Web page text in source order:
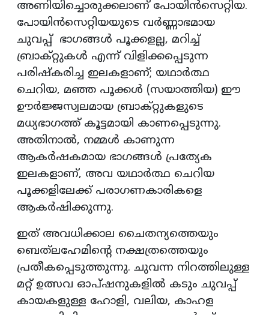
അണിയിച്ചൊരുക്കലാണ് പോയിൻസെറ്റിയ.
പോയിൻസെറ്റിയയുടെ വർണ്ണാഭമായ
ചുവപ്പ് ഭാഗങ്ങൾ പൂക്കളല്ല, മറിച്ച്
ബ്രാക്റ്റുകൾ എന്ന് വിളിക്കപ്പെടുന്ന
പരിഷ്കരിച്ച ഇലകളാണ്; യഥാർത്ഥ
ചെറിയ, മഞ്ഞ പൂക്കൾ (സയാത്തിയ) ഈ
ഊർജ്ജസ്വലമായ ബ്രാക്റ്റുകളുടെ
മധ്യഭാഗത്ത് കൂട്ടമായി കാണപ്പെടുന്നു.
അതിനാൽ, നമ്മൾ കാണുന്ന
ആകർഷകമായ ഭാഗങ്ങൾ പ്രത്യേക
ഇലകളാണ്, അവ യഥാർത്ഥ ചെറിയ
പൂക്കളിലേക്ക് പരാഗണകാരികളെ
ആകർഷിക്കുന്നു.
ഇത് അവധിക്കാല ചൈതന്യത്തെയും
ബെത്‌ലഹേമിന്റെ നക്ഷത്രത്തെയും
പ്രതീകപ്പെടുത്തുന്നു. ചുവന്ന നിറത്തിലുള്ള
മറ്റ് ഉത്സവ ഓപ്ഷനുകളിൽ കടും ചുവപ്പ്
കായകളുള്ള ഹോളി, വലിയ, കാഹള